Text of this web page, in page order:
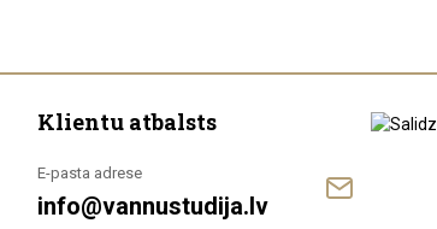
Klientu atbalsts
E-pasta adrese
info@vannustudija.lv